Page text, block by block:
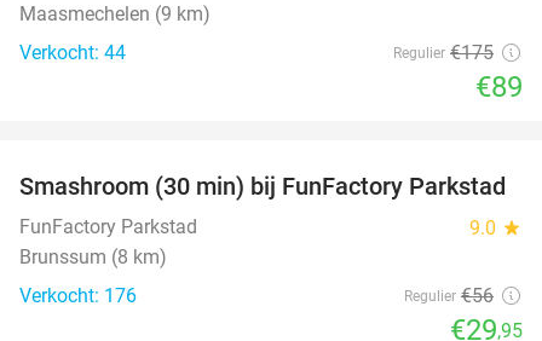
Maasmechelen (9 km)
Verkocht: 44
Regulier €175
€89
47%
Smashroom (30 min) bij FunFactory Parkstad
FunFactory Parkstad 9.0 star
Brunssum (8 km)
Verkocht: 176
Regulier €56
€29,95